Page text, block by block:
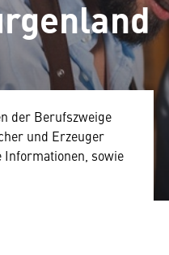
der Berufszweige
und Erzeuger
sowie